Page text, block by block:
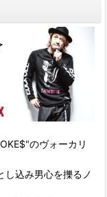
のヴォーカリ
し込み男心を擽るノ